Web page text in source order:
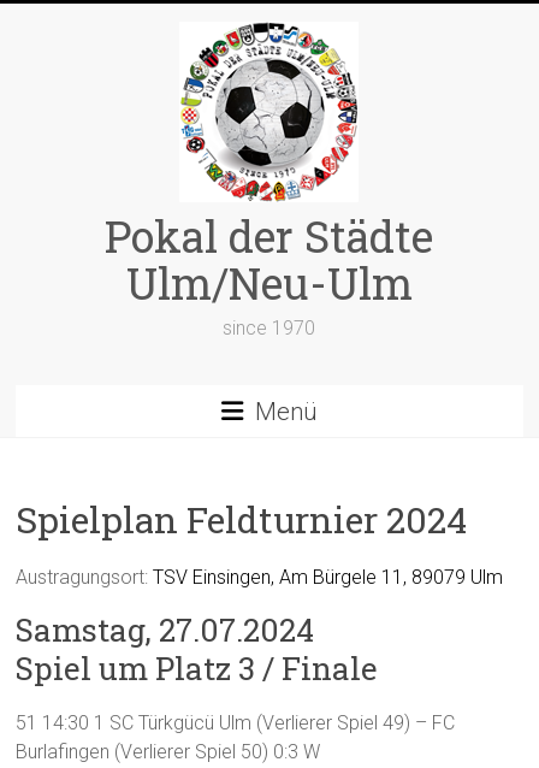
Pokal der Städte
Ulm/Neu-Ulm
since 1970
Menü
Spielplan Feldturnier 2024
Austragungsort:TSV Einsingen, Am Bürgele 11, 89079 Ulm
Samstag, 27.07.2024
Spiel um Platz 3 / Finale
51 14:30 1 SC Türkgücü Ulm (Verlierer Spiel 49) – FC
Burlafingen (Verlierer Spiel 50) 0:3 W